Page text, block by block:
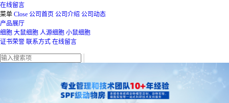
在线留言
菜单 Close 公司首页 公司介绍 公司动态
产品展厅
细胞 大鼠细胞 人源细胞 小鼠细胞
证书荣誉 联系方式 在线留言